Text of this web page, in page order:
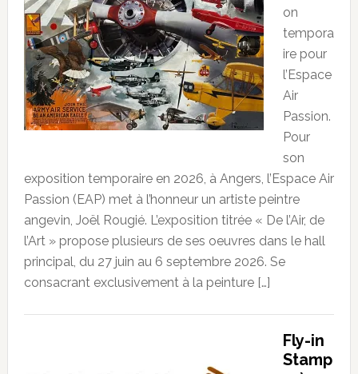
on
tempora
ire pour
l’Espace
Air
Passion.
Pour
son
exposition temporaire en 2026, à Angers, l’Espace Air
Passion (EAP) met à l’honneur un artiste peintre
angevin, Joël Rougié. L’exposition titrée « De l’Air, de
l’Art » propose plusieurs de ses oeuvres dans le hall
principal, du 27 juin au 6 septembre 2026. Se
consacrant exclusivement à la peinture […]
Fly-in
Stamp